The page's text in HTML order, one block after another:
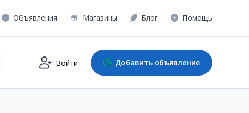
Объявления Магазины Блог Помощь
Войти Добавить объявление